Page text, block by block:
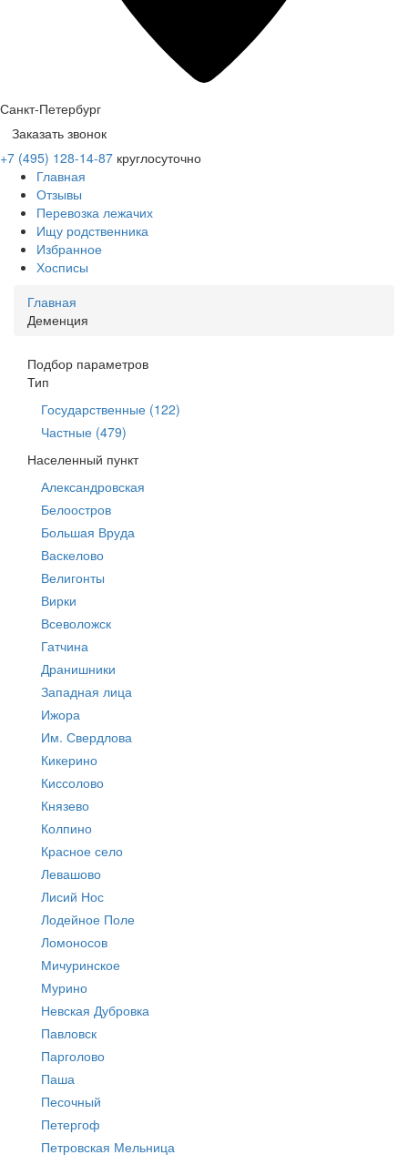
Санкт-Петербург
Заказать звонок
+7 (495) 128-14-87 круглосуточно
Главная
Отзывы
Перевозка лежачих
Ищу родственника
Избранное
Хосписы
Главная
Деменция
Подбор параметров
Тип
Государственные (122)
Частные (479)
Населенный пункт
Александровская
Белоостров
Большая Вруда
Васкелово
Велигонты
Вирки
Всеволожск
Гатчина
Дранишники
Западная лица
Ижора
Им. Свердлова
Кикерино
Киссолово
Князево
Колпино
Красное село
Левашово
Лисий Нос
Лодейное Поле
Ломоносов
Мичуринское
Мурино
Невская Дубровка
Павловск
Парголово
Паша
Песочный
Петергоф
Петровская Мельница